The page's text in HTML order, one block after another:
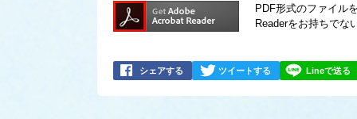
PDF形式のファイル
Readerをお持ちでな
シェアする ツイートする Lineで送る